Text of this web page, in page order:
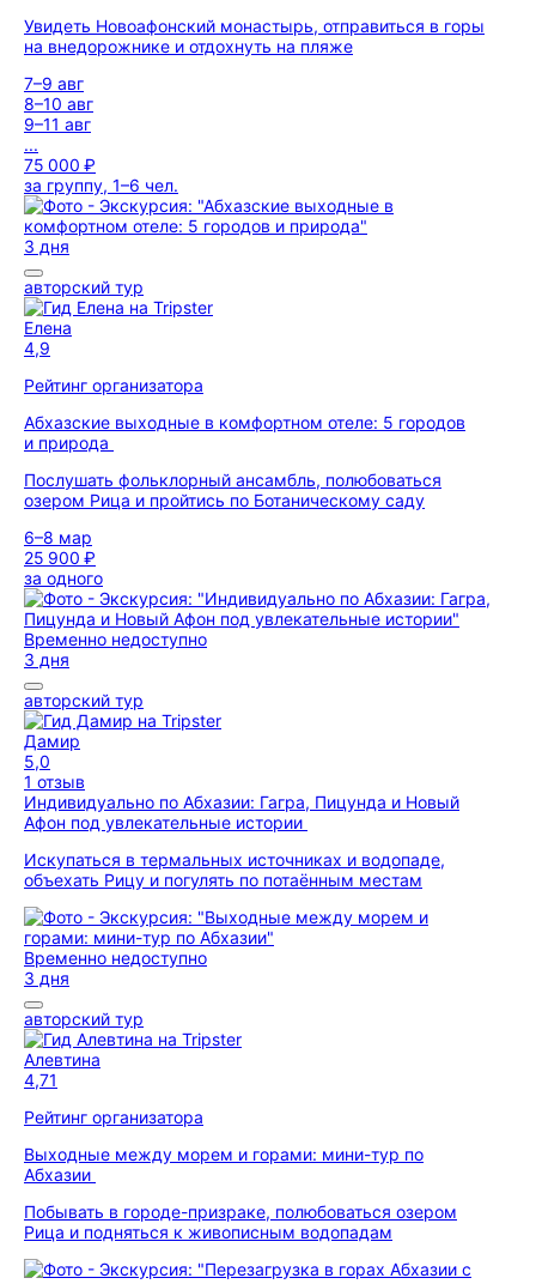
Увидеть Новоафонский монастырь, отправиться в горы
на внедорожнике и отдохнуть на пляже
7–9 авг
8–10 авг
9–11 авг
...
75 000 ₽
за группу, 1–6 чел.
3 дня
авторский тур
Елена
4,9
Рейтинг организатора
Абхазские выходные в комфортном отеле: 5 городов
и природа
Послушать фольклорный ансамбль, полюбоваться
озером Рица и пройтись по Ботаническому саду
6–8 мар
25 900 ₽
за одного
Временно недоступно
3 дня
авторский тур
Дамир
5,0
1 отзыв
Индивидуально по Абхазии: Гагра, Пицунда и Новый
Афон под увлекательные истории
Искупаться в термальных источниках и водопаде,
объехать Рицу и погулять по потаённым местам
Временно недоступно
3 дня
авторский тур
Алевтина
4,71
Рейтинг организатора
Выходные между морем и горами: мини-тур по
Абхазии
Побывать в городе-призраке, полюбоваться озером
Рица и подняться к живописным водопадам